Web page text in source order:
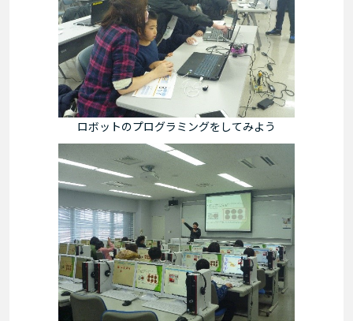
ロボットのプログラミングをしてみよう